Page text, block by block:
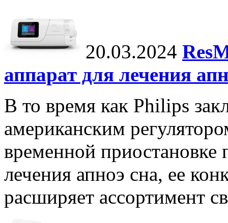
20.03.2024
аппарат для лечения
В то время как Philips
американским
временной приостановке
лечения апноэ сна, ее
расширяет ассортимент